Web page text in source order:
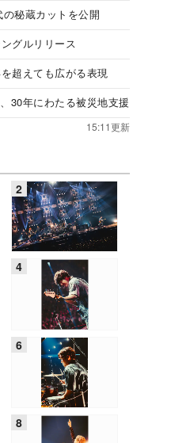
秘蔵カットを公開
グルリリース
超えても広がる表現
30年にわたる被災地支援
15:11更新